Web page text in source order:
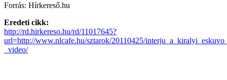
Forrás: Hírkereső.hu
Eredeti cikk:
http://rd.hirkereso.hu/rd/11017645?
url=http://www.nlcafe.hu/sztarok/20110425/
_video/